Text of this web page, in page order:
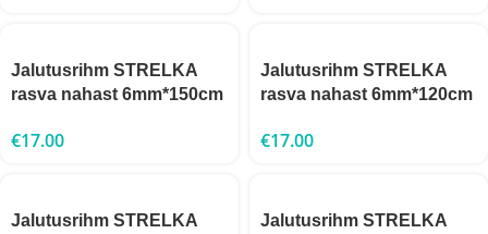
Jalutusrihm STRELKA
rasva nahast 6mm*150cm
€17.00
Jalutusrihm STRELKA
rasva nahast 6mm*120cm
€17.00
Jalutusrihm STRELKA
Jalutusrihm STRELKA